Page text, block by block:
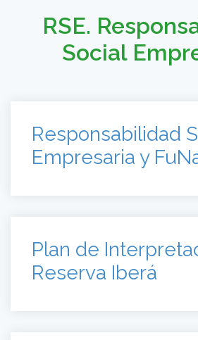
RSE.
Social
Responsabilidad
Empresaria y
Plan de
Reserva Iberá